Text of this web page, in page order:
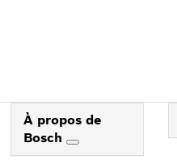
À propos de
Bosch